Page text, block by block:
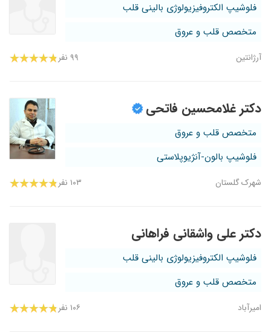
فلوشیپ الکتروفیزیولوژی بالینی قلب
متخصص قلب و عروق
آرژانتین ۹۹ نفر
دکتر غلامحسین فاتحی
متخصص قلب و عروق
فلوشیپ بالون-آنژیوپلاستی
شهرک گلستان ۱۰۳ نفر
دکتر علی واشقانی فراهانی
فلوشیپ الکتروفیزیولوژی بالینی قلب
متخصص قلب و عروق
امیرآباد ۱۰۶ نفر